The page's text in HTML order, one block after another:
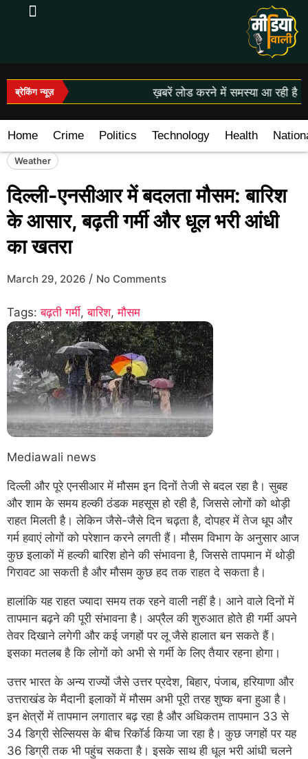
ब्रेकिंग न्यूज़ ख़बरें लोड करने में समस्या आ रही है।
Home Crime Politics Technology Health
Weather
दिल्ली-एनसीआर में बदलता मौसम: बारिश
के आसार, बढ़ती गर्मी और धूल भरी आंधी
का खतरा
March 29, 2026 / No Comments
Tags:बढ़ती गर्मी,बारिश,मौसम
Mediawali news
दिल्ली और पूरे एनसीआर में मौसम इन दिनों तेजी से बदल रहा है। सुबह
और शाम के समय हल्की ठंडक महसूस हो रही है, जिससे लोगों को थोड़ी
राहत मिलती है। लेकिन जैसे-जैसे दिन चढ़ता है, दोपहर में तेज धूप और
गर्म हवाएं लोगों को परेशान करने लगती हैं। मौसम विभाग के अनुसार आज
कुछ इलाकों में हल्की बारिश होने की संभावना है, जिससे तापमान में थोड़ी
गिरावट आ सकती है और मौसम कुछ हद तक राहत दे सकता है।
हालांकि यह राहत ज्यादा समय तक रहने वाली नहीं है। आने वाले दिनों में
तापमान बढ़ने की पूरी संभावना है। अप्रैल की शुरुआत होते ही गर्मी अपने
तेवर दिखाने लगेगी और कई जगहों पर लू जैसे हालात बन सकते हैं।
इसका मतलब है कि लोगों को अभी से गर्मी के लिए तैयार रहना होगा।
उत्तर भारत के अन्य राज्यों जैसे उत्तर प्रदेश, बिहार, पंजाब, हरियाणा और
उत्तराखंड के मैदानी इलाकों में मौसम अभी पूरी तरह शुष्क बना हुआ है।
इन क्षेत्रों में तापमान लगातार बढ़ रहा है और अधिकतम तापमान 33 से
34 डिग्री सेल्सियस के बीच रिकॉर्ड किया जा रहा है। कुछ जगहों पर यह
36 डिग्री तक भी पहुंच सकता है। इसके साथ ही धूल भरी आंधी चलने